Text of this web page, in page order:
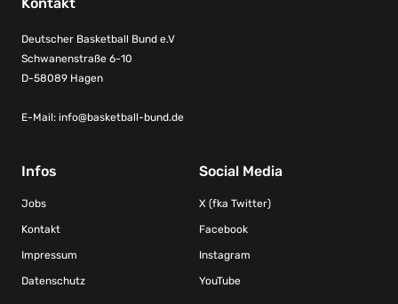
Deutscher Basketball Bund e.V
Schwanenstraße 6-10
D-58089 Hagen
E-Mail: info@basketball-bund.de
Infos
Jobs
Kontakt
Impressum
Datenschutz
Social Media
X (fka Twitter)
Facebook
Instagram
YouTube